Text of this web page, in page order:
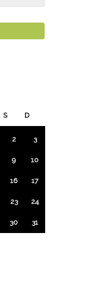
S D
2 3
9 10
16 17
23 24
30
31